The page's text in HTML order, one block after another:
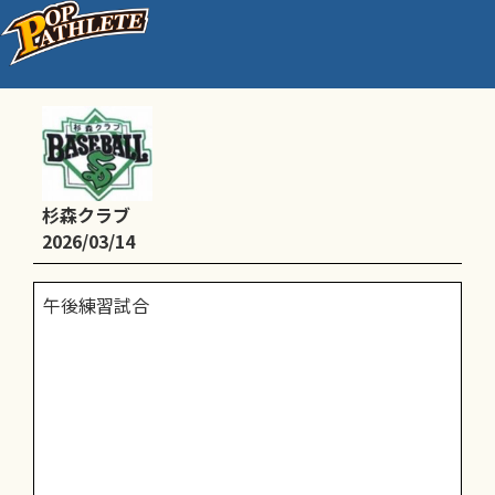
9:00-16:00練習
杉森クラブ
2026/03/14
午後練習試合